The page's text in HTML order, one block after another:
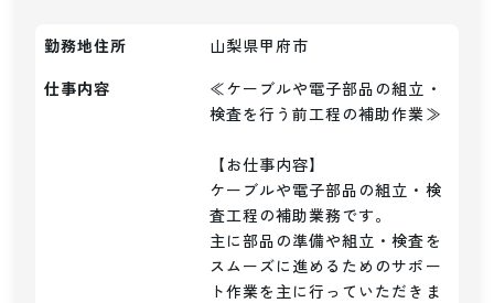
勤務地住所
山梨県甲府市
仕事内容
≪ケーブルや電子部品の組立・
検査を行う前工程の補助作業≫
【お仕事内容】
ケーブルや電子部品の組立・検
査工程の補助業務です。
主に部品の準備や組立・検査を
スムーズに進めるためのサポー
ト作業を主に行っていただきま